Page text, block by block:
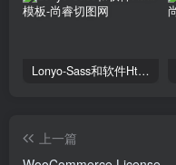
Lonyo-Sass和软件Html模板
上一篇